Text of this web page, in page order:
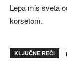
Lepa mis sveta
korsetom.
KLJUČNE REČI